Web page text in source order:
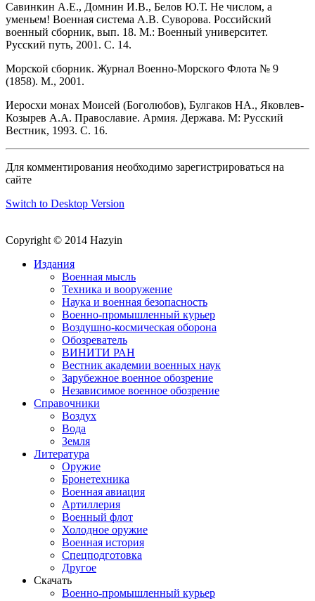
Савинкин А.Е., Домнин И.В., Белов Ю.Т. Не числом, а
уменьем! Военная система А.В. Суворова. Российский
военный сборник, вып. 18. М.: Военный университет.
Русский путь, 2001. С. 14.
Морской сборник. Журнал Военно-Морского Флота № 9
(1858). М., 2001.
Иеросхи монах Моисей (Боголюбов), Булгаков НА., Яковлев-
Козырев А.А. Православие. Армия. Держава. М: Русский
Вестник, 1993. С. 16.
Для комментирования необходимо зарегистрироваться на
сайте
Switch to Desktop Version
Copyright © 2014 Hazyin
Издания
Военная мысль
Техника и вооружение
Наука и военная безопасность
Военно-промышленный курьер
Воздушно-космическая оборона
Обозреватель
ВИНИТИ РАН
Вестник академии военных наук
Зарубежное военное обозрение
Независимое военное обозрение
Справочники
Воздух
Вода
Земля
Литература
Оружие
Бронетехника
Военная авиация
Артиллерия
Военный флот
Холодное оружие
Военная история
Спецподготовка
Другое
Скачать
Военно-промышленный курьер